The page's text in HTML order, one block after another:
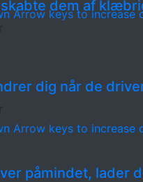
Arrow keys to increase
dem af
Arrow keys to increase
dig når de
påmindet, lader